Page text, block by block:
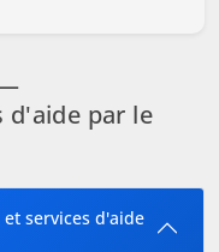
d'aide par le
services d'aide